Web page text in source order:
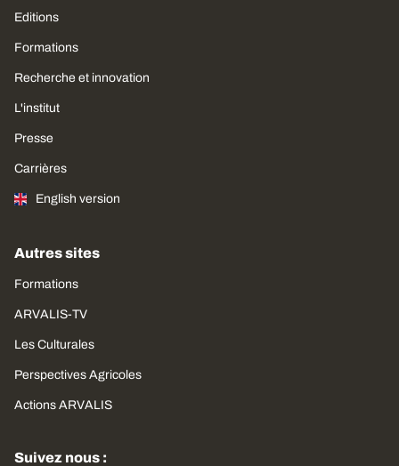
Editions
Formations
Recherche et innovation
L'institut
Presse
Carrières
English version
Autres sites
Formations
ARVALIS-TV
Les Culturales
Perspectives Agricoles
Actions ARVALIS
Suivez nous :